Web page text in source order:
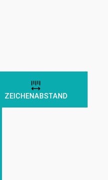
ZEICHENABSTAND